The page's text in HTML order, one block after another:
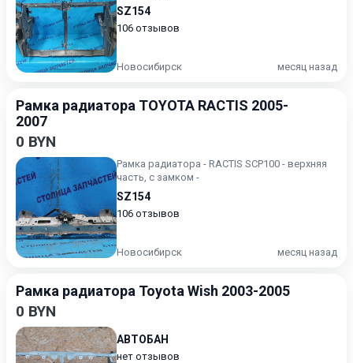
SZ154
106 отзывов
Новосибирск месяц назад
Рамка радиатора TOYOTA RACTIS 2005-
2007
0 BYN
Рамка радиатора - RACTIS SCP100 - верхняя
часть, с замком -
SZ154
106 отзывов
Новосибирск месяц назад
Рамка радиатора Toyota Wish 2003-2005
0 BYN
АВТОБАН
нет отзывов